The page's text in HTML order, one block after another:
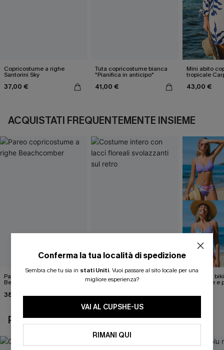
Copricostume a righe
Santorini Sky
37,00 €
Tuta copricostume bianca
"Pianifica in anticipo"
41,00 €
Mini abito
tropicale
43,00 €
ACQUISTATI FREQUENTEMENTE INSIEME
Pareo copricostume a righe
Beachcomber
38,00 €
Costume intero con lacci
floreali svolazzanti sul retro
39,00 €
Set di top
reversibile
40,00 €
POTREBBE INTERESSARTI ANCHE
Conferma la tua località di spedizione
Sembra che tu sia in stati Uniti. Vuoi passare al sito locale per una
migliore esperienza?
VAI AL CUPSHE-US
RIMANI QUI